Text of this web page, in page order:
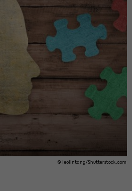
© leol­in­tang/Shut­ter­stock.com